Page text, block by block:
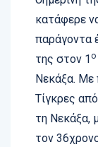
κατάφερε
παράγοντα
της στον 1 ο
Νεκάξα. Με
Τίγκρες
τη Νεκάξα,
τον